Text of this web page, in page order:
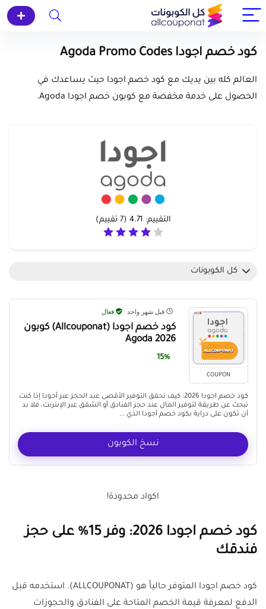
كود خصم اجودا Agoda Promo Codes
العالم كله بين يديك مع كود خصم اجودا حيث يساعدك في
الحصول على خدمة مخفضة مع كوبون خصم اجودا Agoda.
التقييم: 4.71
(
7 تقييم)
كل الكوبونات
COUPON
قبل شهر واحد فعال
كود خصم اجودا (Allcouponat) كوبون
Agoda 2026
15%
كود خصم اجودا 2026: كيف تحقق التوفير الأقصى عند الحجز عبر أجودا إذا كنت
تبحث عن طريقة لتوفير المال عند حجز الفنادق أو الشقق عبر الإنترنت، فلا بد
أن تكون على دراية بكود خصم أجودا الذي ...
نسخ الكوبون
اكواد محدودة!
كود خصم اجودا 2026: وفر 15% على حجز
فندقك
كود خصم اجودا المتوفر حالياً هو (ALLCOUPONAT). استخدمه قبل
الدفع لمعرفة قيمة الخصم المتاحة على الفنادق والحجوزات